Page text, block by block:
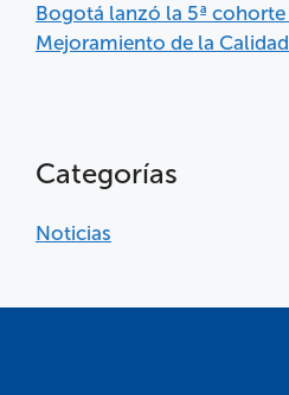
Bogotá lanzó la 5ª cohorte
Mejoramiento de la Calidad
Categorías
Noticias